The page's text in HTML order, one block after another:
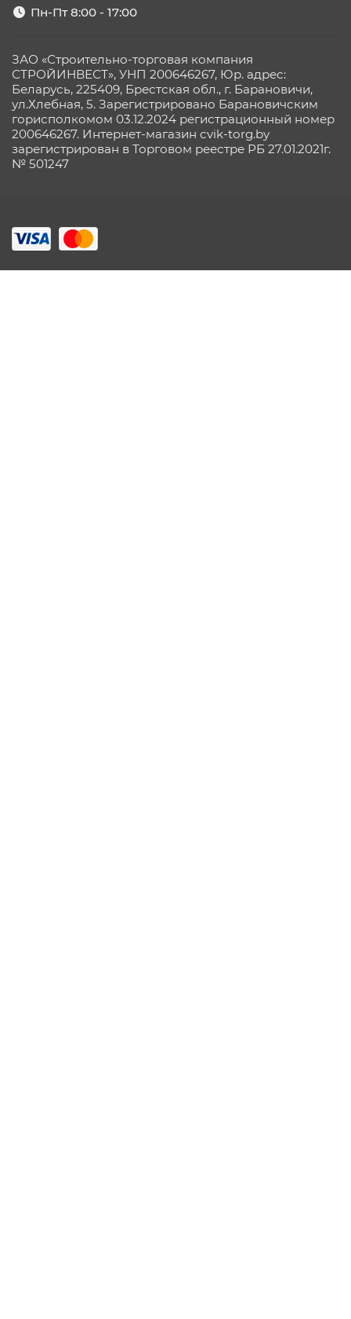
Пн-Пт 8:00 - 17:00
ЗАО «Строительно-торговая компания
СТРОЙИНВЕСТ», УНП 200646267, Юр. адрес:
Беларусь, 225409, Брестская обл., г. Барановичи,
ул.Хлебная, 5. Зарегистрировано Барановичским
горисполкомом 03.12.2024 регистрационный номер
200646267. Интернет-магазин cvik-torg.by
зарегистрирован в Торговом реестре РБ 27.01.2021г.
№ 501247